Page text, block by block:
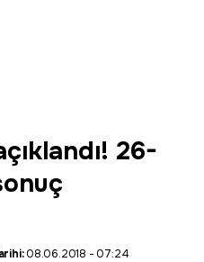
26-
08.06.2018 - 07:24